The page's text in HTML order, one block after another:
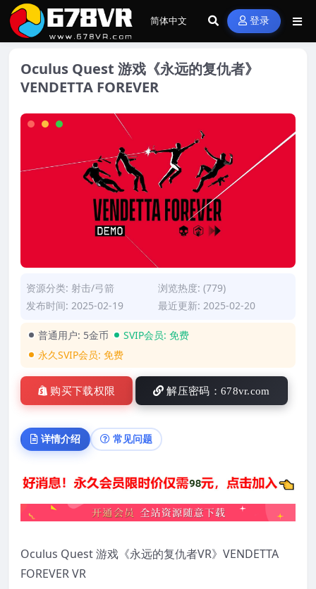
登录
Oculus Quest 游戏《永远的复仇者》
VENDETTA FOREVER
资源分类: 射击/弓箭
浏览热度: (779)
发布时间: 2025-02-19
最近更新: 2025-02-20
普通用户: 5金币 SVIP会员: 免费
永久SVIP会员: 免费
购买下载权限 解压密码：678vr.com
详情介绍 常见问题
Oculus Quest 游戏《永远的复仇者VR》VENDETTA
FOREVER VR